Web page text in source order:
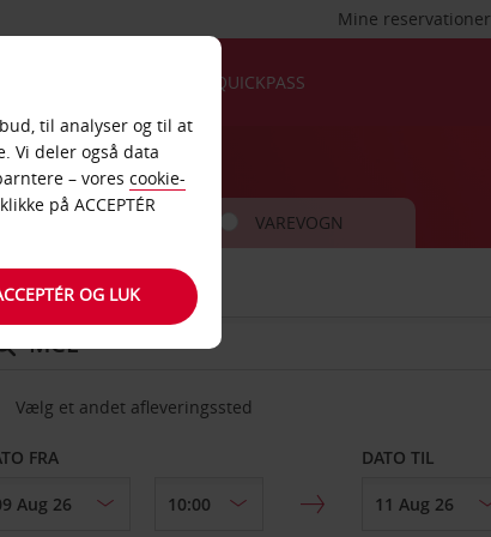
Mine reservationer
QUICKPASS
BIL VAREVOGN
FRA
Vælg et andet afleveringssted
FRA DATO TIL
til analyser og til at
Vi deler også data
– vores cookie-
på ACCEPTÉR
OG LUK